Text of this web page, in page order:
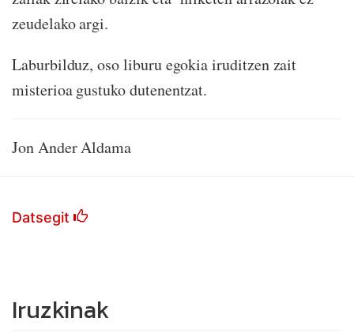
zeudelako argi.
Laburbilduz, oso liburu egokia iruditzen zait
misterioa gustuko dutenentzat.
Jon Ander Aldama
Datsegit
Iruzkinak